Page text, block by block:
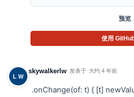
预览
使用
skywalkerlw 发表于 大约 4 年前
.onChange(of: t) { [t]